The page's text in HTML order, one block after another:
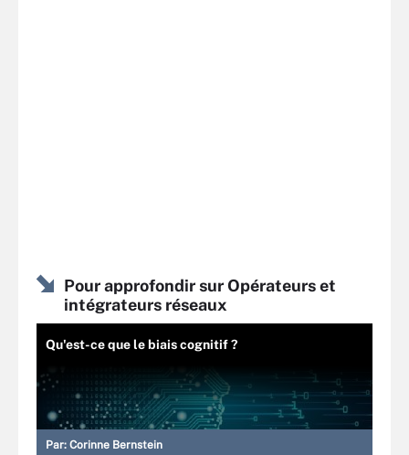
Pour approfondir sur Opérateurs et
intégrateurs réseaux
Qu'est-ce que le biais cognitif ?
Par: Corinne Bernstein